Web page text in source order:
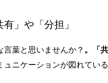
有」や「分担」
言葉と思いませんか？ 。「共
ュニケーションが図れてい